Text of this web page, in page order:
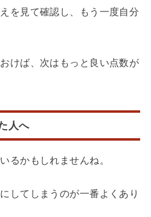
を見て確認し、もう一度自分
けば、次はもっと良い点数が
人へ
るかもしれませんね。
してしまうのが一番よくあり